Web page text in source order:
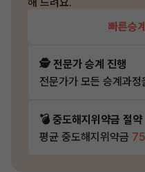
빠른승
🕵️ 전문가 승계 진행
전문가가 모든 승계과
💣 중도해지위약금 절약
평균 중도해지위약금